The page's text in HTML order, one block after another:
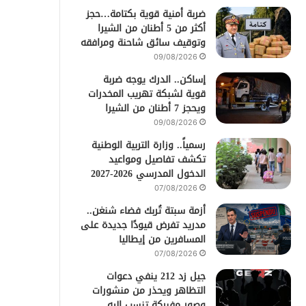
ضربة أمنية قوية بكتامة…حجز
أكثر من 5 أطنان من الشيرا
وتوقيف سائق شاحنة ومرافقه
09/08/2026
إساكن.. الدرك يوجه ضربة
قوية لشبكة تهريب المخدرات
ويحجز 7 أطنان من الشيرا
09/08/2026
رسمياً.. وزارة التربية الوطنية
تكشف تفاصيل ومواعيد
الدخول المدرسي 2026-2027
07/08/2026
أزمة سبتة تُربك فضاء شنغن..
مدريد تفرض قيودًا جديدة على
المسافرين من إيطاليا
07/08/2026
جيل زد 212 ينفي دعوات
التظاهر ويحذر من منشورات